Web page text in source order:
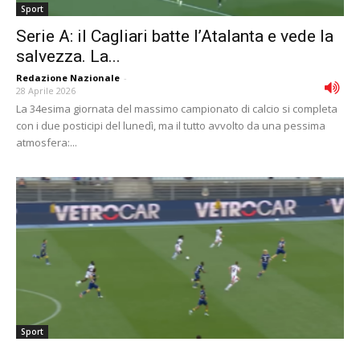
Sport
Serie A: il Cagliari batte l’Atalanta e vede la
salvezza. La...
Redazione Nazionale -
28 Aprile 2026
La 34esima giornata del massimo campionato di calcio si completa
con i due posticipi del lunedì, ma il tutto avvolto da una pessima
atmosfera:...
Sport